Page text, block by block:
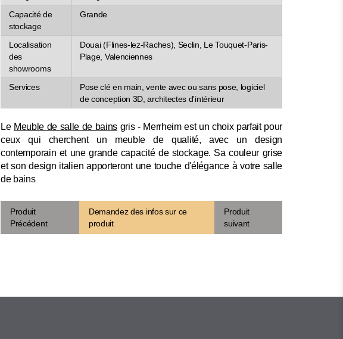
Capacité de
stockage
Grande
Localisation
des
showrooms
Douai (Flines-lez-Raches), Seclin, Le Touquet-Paris-
Plage, Valenciennes
Services
Pose clé en main, vente avec ou sans pose, logiciel
de conception 3D, architectes d'intérieur
Le Meuble de salle de bains gris - Merrheim est un choix parfait pour
ceux qui cherchent un meuble de qualité, avec un design
contemporain et une grande capacité de stockage. Sa couleur grise
et son design italien apporteront une touche d'élégance à votre salle
de bains
Produit
Précédent
Demandez des infos sur ce
produit
Produit
suivant